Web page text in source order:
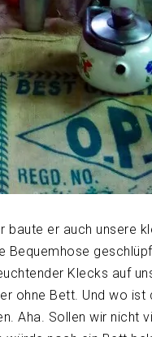
er auch unsere
Bequemhose
Klecks auf
ohne Bett. Und wo ist
Aha. Sollen wir nicht